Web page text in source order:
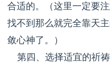
合适的。（这里一定要
找不到那么就完全靠天
敛心神了。）
第四、选择适宜的祈祷